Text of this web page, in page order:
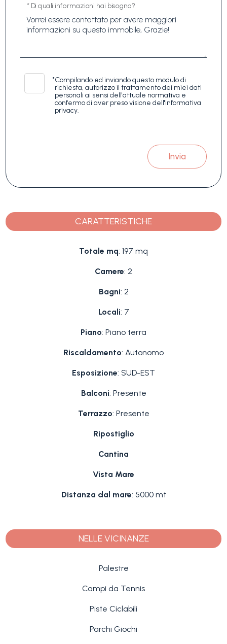
* Di quali informazioni hai bisogno?
*Compilando ed inviando questo modulo di
richiesta, autorizzo il trattamento dei miei dati
personali ai sensi dell'attuale normativa e
confermo di aver preso visione dell'informativa
privacy.
Invia
CARATTERISTICHE
Totale mq: 197 mq
Camere: 2
Bagni: 2
Locali: 7
Piano: Piano terra
Riscaldamento: Autonomo
Esposizione: SUD-EST
Balconi: Presente
Terrazzo: Presente
Ripostiglio
Cantina
Vista Mare
Distanza dal mare: 5000 mt
NELLE VICINANZE
Palestre
Campi da Tennis
Piste Ciclabili
Parchi Giochi